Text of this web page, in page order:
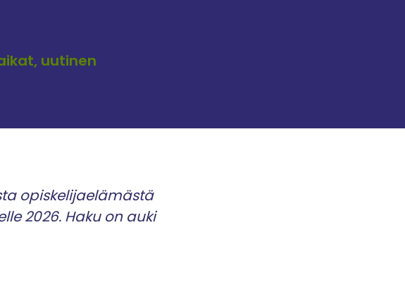
uutinen
opiskelijaelämästä
2026. Haku on auki